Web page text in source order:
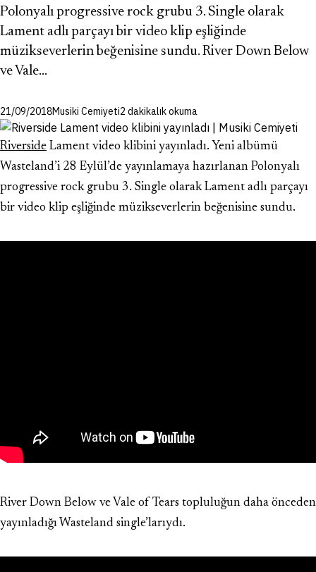
Polonyalı progressive rock grubu 3. Single olarak
Lament adlı parçayı bir video klip eşliğinde
müzikseverlerin beğenisine sundu. River Down Below
ve Vale…
21/09/2018Musiki Cemiyeti2 dakikalık okuma
Riverside Lament video klibini yayınladı. Yeni albümü
Wasteland’i 28 Eylül’de yayınlamaya hazırlanan Polonyalı
progressive rock grubu 3. Single olarak Lament adlı parçayı
bir video klip eşliğinde müzikseverlerin beğenisine sundu.
River Down Below ve Vale of Tears topluluğun daha önceden
yayınladığı Wasteland single’larıydı.